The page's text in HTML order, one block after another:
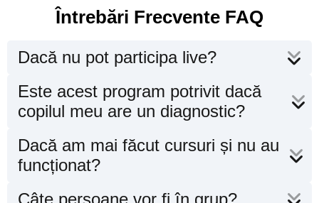
Întrebări Frecvente FAQ
Dacă nu pot participa live?
ritmul tău.
Este acest program potrivit dacă
copilul meu are un diagnostic?
medicală. Lucrează pe relație și stabilizare
emoțională.
Dacă am mai făcut cursuri și nu au
funcționat?
Câte persoane vor fi în grup?